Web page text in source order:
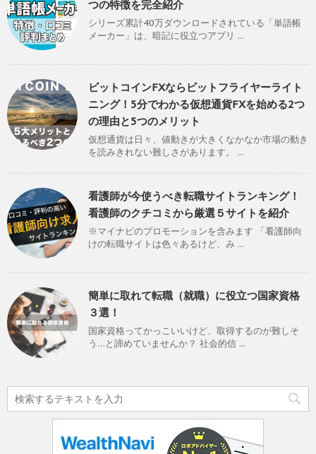
つの特徴を完全紹介
シリーズ累計40万ダウンロードされている「単語帳
メーカー」は、暗記に役立つアプリ ...
ビットコインFXならビットフライヤーライト
ニング！5分でわかる仮想通貨FXを始める2つ
の理由と5つのメリット
仮想通貨は日々、値動きが大きくなかなか市場の動き
を読みきれない難しさがあります。 ...
看護師が今使うべき転職サイトランキング！
看護師のクチコミから厳選５サイトを紹介
※マイナビのプロモーションを含みます 「看護師向
けの転職サイトは色々あるけど、み ...
簡単に取れて転職（就職）に役立つ国家資格
３選！
国家資格ってかっこいいけど、取得するのが難しそ
う…と諦めていませんか？ 社会的信 ...